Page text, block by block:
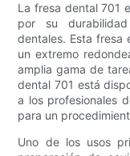
La fresa dental 701
por su
dentales. Esta fresa
un extremo
amplia gama de
dental 701 está
a los profesionales
para un
Uno de los usos